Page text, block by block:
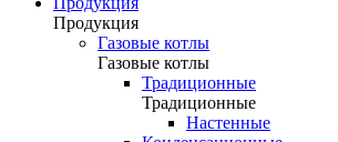
Продукция
Газовые котлы
Газовые котлы
Традиционные
Традиционные
Настенные